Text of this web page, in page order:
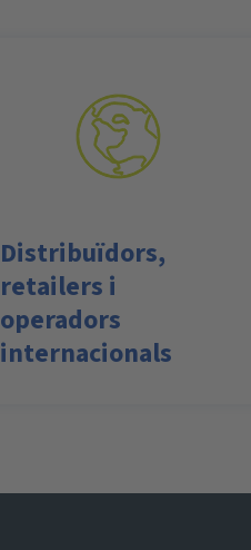
Distribuïdors,
retailers i
operadors
internacionals